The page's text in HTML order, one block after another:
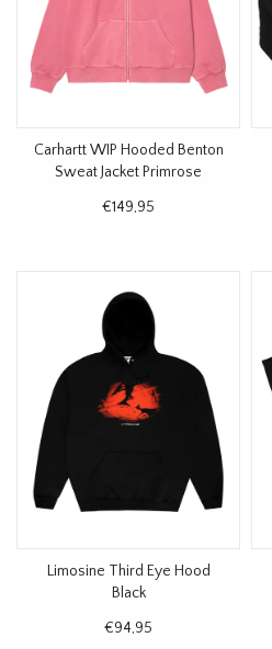
Carhartt WIP Hooded Benton
Sweat Jacket Primrose
€149,95
Limosine Third Eye Hood
Black
€94,95